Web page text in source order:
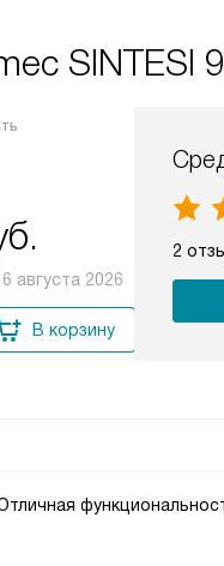
SINTESI
6 августа 2026
В корзину
2